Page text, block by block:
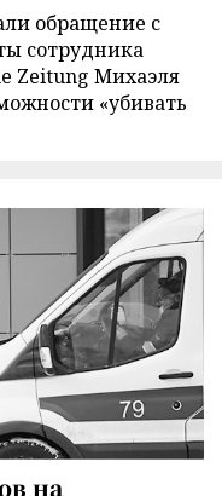
обращение с
сотрудника
Zeitung Михаэля
«убивать
на